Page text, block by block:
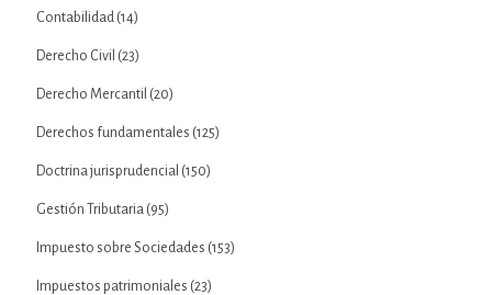
Contabilidad (14)
Derecho Civil (23)
Derecho Mercantil (20)
Derechos fundamentales (125)
Doctrina jurisprudencial (150)
Gestión Tributaria (95)
Impuesto sobre Sociedades (153)
Impuestos patrimoniales (23)